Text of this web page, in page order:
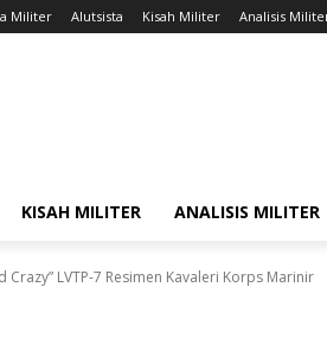
Militer Alutsista Kisah Militer Analisis
KISAH MILITER ANALISIS MILITER
Crazy” LVTP-7 Resimen Kavaleri Korps Marinir